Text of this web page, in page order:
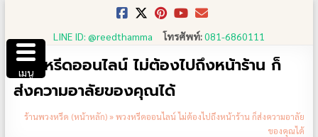
content
LINE ID: @reedthamma โทรศัพท์:081-6860111
พวงหรีดออนไลน์ ไม่ต้องไปถึงหน้าร้าน ก็
ส่งความอาลัยของคุณได้
ร้านพวงหรีด (หน้าหลัก)»พวงหรีดออนไลน์ ไม่ต้องไปถึงหน้าร้าน ก็ส่งความอาลัย
ของคุณได้
เมนู